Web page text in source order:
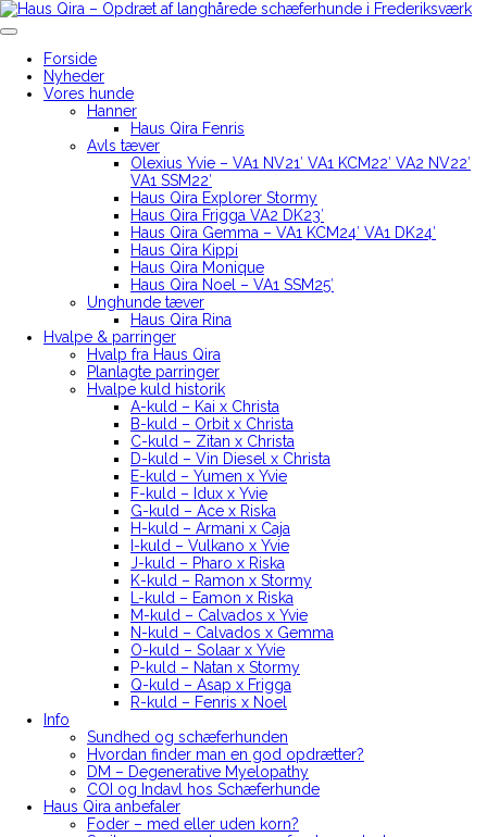
Skip
to
Forside
Nyheder
Vores hunde
Hanner
Haus Qira Fenris
Avls tæver
Olexius Yvie – VA1 NV21′ VA1 KCM22′ VA2 NV22′
VA1 SSM22′
Haus Qira Explorer Stormy
Haus Qira Frigga VA2 DK23′
Haus Qira Gemma – VA1 KCM24′ VA1 DK24′
Haus Qira Kippi
Haus Qira Monique
Haus Qira Noel – VA1 SSM25′
Unghunde tæver
Haus Qira Rina
Hvalpe & parringer
Hvalp fra Haus Qira
Planlagte parringer
Hvalpe kuld historik
A-kuld – Kai x Christa
B-kuld – Orbit x Christa
C-kuld – Zitan x Christa
D-kuld – Vin Diesel x Christa
E-kuld – Yumen x Yvie
F-kuld – Idux x Yvie
G-kuld – Ace x Riska
H-kuld – Armani x Caja
I-kuld – Vulkano x Yvie
J-kuld – Pharo x Riska
K-kuld – Ramon x Stormy
L-kuld – Eamon x Riska
M-kuld – Calvados x Yvie
N-kuld – Calvados x Gemma
O-kuld – Solaar x Yvie
P-kuld – Natan x Stormy
Q-kuld – Asap x Frigga
R-kuld – Fenris x Noel
Info
Sundhed og schæferhunden
Hvordan finder man en god opdrætter?
DM – Degenerative Myelopathy
COI og Indavl hos Schæferhunde
Haus Qira anbefaler
Foder – med eller uden korn?